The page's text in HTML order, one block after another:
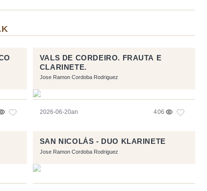
VALS DE CORDEIRO. FRAUTA E
CLARINETE.
Jose Ramon Cordoba Rodriguez
2026-06-20an 406
SAN NICOLÁS - DUO KLARINETE
Jose Ramon Cordoba Rodriguez